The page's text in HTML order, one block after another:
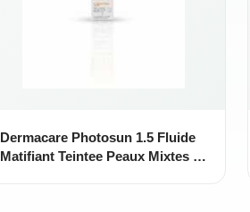
Dermacare Photosun 1.5 Fluide
Matifiant Teintee Peaux Mixtes A